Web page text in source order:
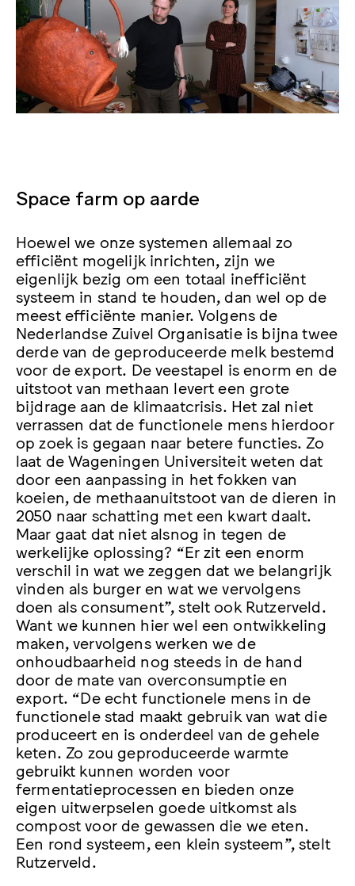
Space farm op aarde
Hoewel we onze systemen allemaal zo
efficiënt mogelijk inrichten, zijn we
eigenlijk bezig om een totaal inefficiënt
systeem in stand te houden, dan wel op de
meest efficiënte manier. Volgens de
Nederlandse Zuivel Organisatie is bijna twee
derde van de geproduceerde melk bestemd
voor de export. De veestapel is enorm en de
uitstoot van methaan levert een grote
bijdrage aan de klimaatcrisis. Het zal niet
verrassen dat de functionele mens hierdoor
op zoek is gegaan naar betere functies. Zo
laat de Wageningen Universiteit weten dat
door een aanpassing in het fokken van
koeien, de methaanuitstoot van de dieren in
2050 naar schatting met een kwart daalt.
Maar gaat dat niet alsnog in tegen de
werkelijke oplossing? “Er zit een enorm
verschil in wat we zeggen dat we belangrijk
vinden als burger en wat we vervolgens
doen als consument”, stelt ook Rutzerveld.
Want we kunnen hier wel een ontwikkeling
maken, vervolgens werken we de
onhoudbaarheid nog steeds in de hand
door de mate van overconsumptie en
export. “De echt functionele mens in de
functionele stad maakt gebruik van wat die
produceert en is onderdeel van de gehele
keten. Zo zou geproduceerde warmte
gebruikt kunnen worden voor
fermentatieprocessen en bieden onze
eigen uitwerpselen goede uitkomst als
compost voor de gewassen die we eten.
Een rond systeem, een klein systeem”, stelt
Rutzerveld.